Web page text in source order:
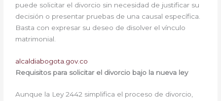
puede solicitar el divorcio sin necesidad de justificar su
decisión o presentar pruebas de una causal específica.
Basta con expresar su deseo de disolver el vínculo
matrimonial.
alcaldiabogota.gov.co
Requisitos para solicitar el divorcio bajo la nueva ley
Aunque la Ley 2442 simplifica el proceso de divorcio,